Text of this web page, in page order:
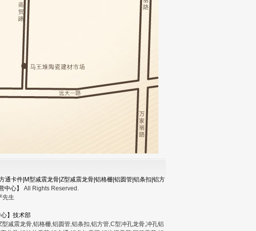
卡件|M型减震龙骨|Z型减震龙骨|铝格栅|铝圆管|铝条扣|铝方
心】
All Rights Reserved.
先生
】技术部
减震龙骨,铝格栅,铝圆管,铝条扣,铝方管,C型冲孔龙骨,冲孔铝